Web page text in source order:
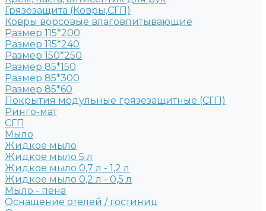
Грязезащита (Ковры,СГП)
Ковры ворсовые влаговпитывающие
Размер 115*200
Размер 115*240
Размер 150*250
Размер 85*150
Размер 85*300
Размер 85*60
Покрытия модульные грязезащитные (СГП)
Ринго-мат
СГП
Мыло
Жидкое мыло
Жидкое мыло 5 л
Жидкое мыло 0,7 л - 1,2 л
Жидкое мыло 0,2 л - 0,5 л
Мыло - пена
Оснащение отелей / гостиниц